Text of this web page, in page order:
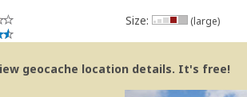
Size: (large)
geocache location details. It's free!